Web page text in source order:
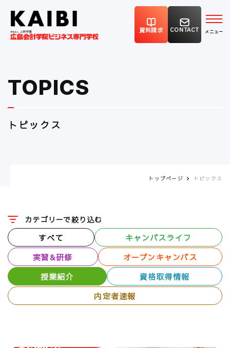
資料請求 CONTACT
TOPICS
トピックス
トップページ トピックス
カテゴリーで絞り込む
すべて
キャンパスライフ
実習&研修
オープンキャンパス
授業紹介
資格取得情報
内定者速報